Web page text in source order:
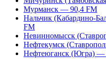
Мурманск — 90,4 FM
Нальчик (Кабардино-
FM
Невинномысск
Нефтекумск
Нефтеюганск (Югра) —